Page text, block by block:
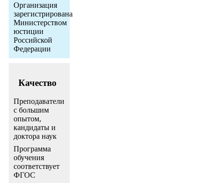
Организация
зарегистрирована
Министерством
юстиции
Российской
Федерации
Качество
Преподаватели
с большим
опытом,
кандидаты и
доктора наук
Программа
обучения
соответствует
ФГОС